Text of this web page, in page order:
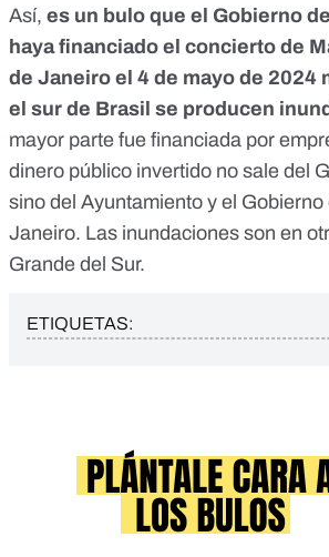
Así, es un bulo que el Gobierno
haya financiado el concierto de
de Janeiro el 4 de mayo de 2024
el sur de Brasil se producen
mayor parte fue financiada por
dinero público invertido no sale del
sino del Ayuntamiento y el Gobierno
Janeiro. Las inundaciones son en
Grande del Sur.
ETIQUETAS: